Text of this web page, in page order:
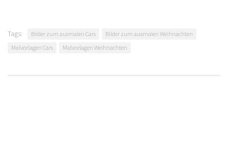
Tags: Bilder zum ausmalen Cars
Bilder zum ausmalen Weihnachten
Malvorlagen Cars
Malvorlagen Weihnachten